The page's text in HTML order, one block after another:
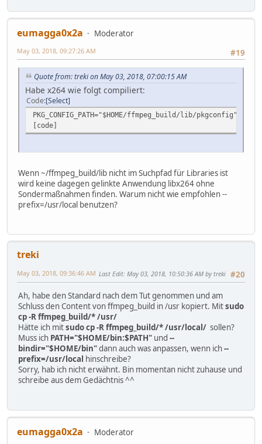
eumagga0x2a
Moderator
#19
May 03, 2018, 09:27:26 AM
Quote from: treki on May 03, 2018, 07:00:15 AM
Habe x264 wie folgt compiliert:
Code Select
PKG_CONFIG_PATH="$HOME/ffmpeg_build/lib/pkgconfig"
[code]
Wenn ~/ffmpeg_build/lib nicht im Suchpfad für Libraries ist
wird keine dagegen gelinkte Anwendung libx264 ohne
Sondermaßnahmen finden. Warum nicht wie empfohlen --
prefix=/usr/local benutzen?
treki
#20
May 03, 2018, 09:36:46 AM Last Edit: May 03, 2018, 10:50:36 AM by treki
Ah, habe den Standard nach dem Tut genommen und am
Schluss den Content von ffmpeg_build in /usr kopiert. Mitsudo
cp -R ffmpeg_build/* /usr/
Hätte ich mitsudo cp -R ffmpeg_build/* /usr/local/ sollen?
Muss ich PATH="$HOME/bin:$PATH" und --
bindir="$HOME/bin"dann auch was anpassen, wenn ich--
prefix=/usr/local hinschreibe?
Sorry, hab ich nicht erwähnt. Bin momentan nicht zuhause und
schreibe aus dem Gedächtnis ^^
eumagga0x2a
Moderator